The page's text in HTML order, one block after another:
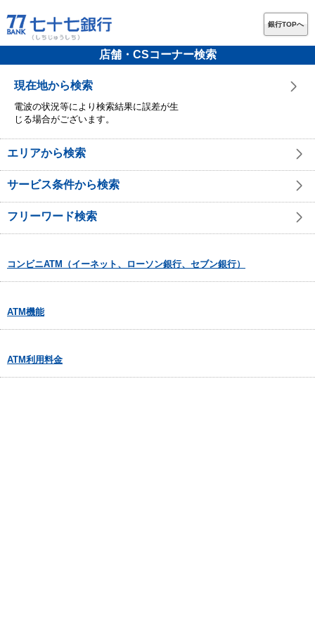
銀行TOPへ
店舗・CSコーナー検索
現在地から検索
電波の状況等により検索結果に誤差が生
じる場合がございます。
エリアから検索
サービス条件から検索
フリーワード検索
コンビニATM（イーネット、ローソン銀行、セブン銀行）
ATM機能
ATM利用料金